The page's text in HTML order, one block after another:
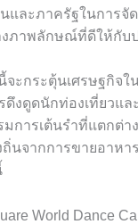
และภาครัฐในการจั
งภาพลักษณ์ที่ดีให้กับ
จะกระตุ้นเศรษฐกิจ
งดูดนักท่องเที่ยวแล
การเต้นรำที่แตกต่า
ถิ่นจากการขายอาห
World Dance